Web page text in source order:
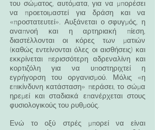
του σώματος, αυτόματα, για να μπορέσει
να προετοιμαστεί για δράση και να
«προστατευτεί». Αυξάνεται ο σφυγμός, η
αναπνοή και η αρτηριακή πίεση,
διαστέλλονται οι κόρες των ματιών
(καθώς εντείνονται όλες οι αισθήσεις) και
εκκρίνεται περισσότερη αδρεναλίνη και
κορτιζόλη για να υποστηριχτεί η
εγρήγορση του οργανισμού. Μόλις «η
επικίνδυνη κατάσταση» περάσει, το σώμα
ηρεμεί και σταδιακά επανέρχεται στους
φυσιολογικούς του ρυθμούς.
Ενώ το οξύ στρές μπορεί να είναι